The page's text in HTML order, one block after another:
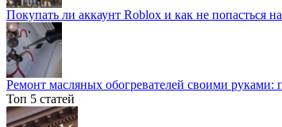
Покупать ли аккаунт Roblox и как не попасться
Ремонт масляных обогревателей своими руками:
Топ 5 статей